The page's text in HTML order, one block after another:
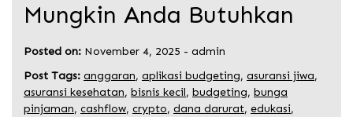
Mungkin Anda Butuhkan
Posted on: November 4, 2025 - admin
Post Tags: anggaran, aplikasi budgeting, asuransi jiwa,
asuransi kesehatan, bisnis kecil, budgeting, bunga
pinjaman, cashflow, crypto, dana darurat, edukasi,